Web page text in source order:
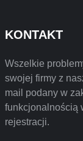
KONTAKT
Wszelkie
swojej firmy z
mail podany w
funkcjonalnością
rejestracji.